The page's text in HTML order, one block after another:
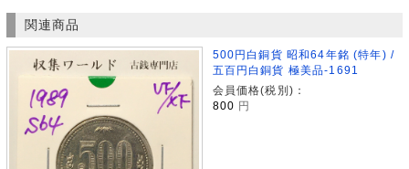
関連商品
500円白銅貨 昭和64年銘 (特年) /
五百円白銅貨 極美品-1691
会員価格(税別)：
800 円